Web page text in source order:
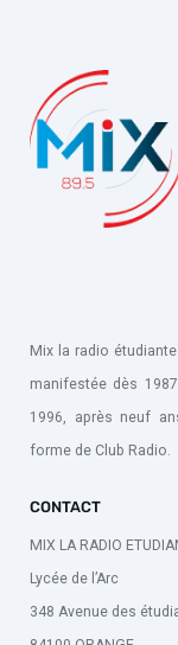
Mix la radio
manifestée dès
1996, après neuf
forme de Club Radio.
CONTACT
MIX LA RADIO
Lycée de l’Arc
348 Avenue des